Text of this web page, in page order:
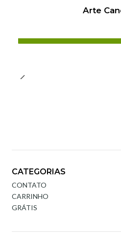
Arte
CATEGORIAS
CONTATO
CARRINHO
GRÁTIS